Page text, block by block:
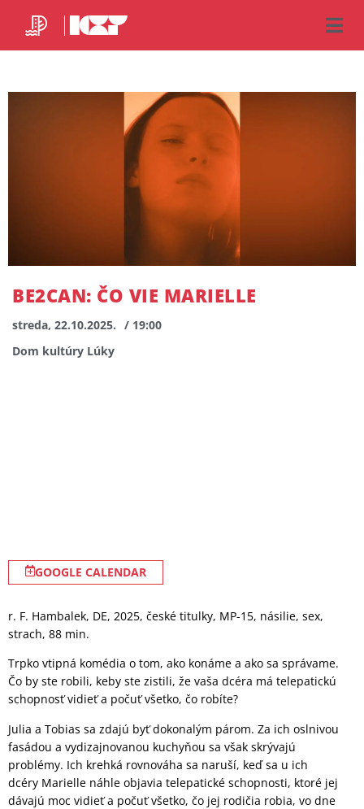
BE2CAN: ČO VIE MARIELLE
streda, 22.10.2025. / 19:00
Dom kultúry Lúky
GOOGLE CALENDAR
r. F. Hambalek, DE, 2025, české titulky, MP-15, násilie, sex,
strach, 88 min.
Trpko vtipná komédia o tom, ako konáme a ako sa správame.
Čo by ste robili, keby ste zistili, že vaša dcéra má telepatickú
schopnosť vidieť a počuť všetko, čo robíte?
Julia a Tobias sa zdajú byť dokonalým párom. Za ich oslnivou
fasádou a vydizajnovanou kuchyňou sa však skrývajú
problémy. Ich krehká rovnováha sa naruší, keď sa u ich
dcéry Marielle náhle objavia telepatické schopnosti, ktoré jej
dávajú moc vidieť a počuť všetko, čo jej rodičia robia, vo dne